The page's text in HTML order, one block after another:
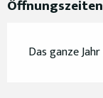
Öffnungszeiten
Das ganze